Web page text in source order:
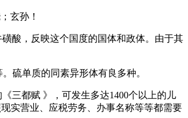
玄孙！
酸，反映这个国度的国体和政体。由于其
硫单质的同素异形体有良多种。
三都赋 》，可发生多达1400个以上的儿
实营业、应税劳务、办事名称等等都需要